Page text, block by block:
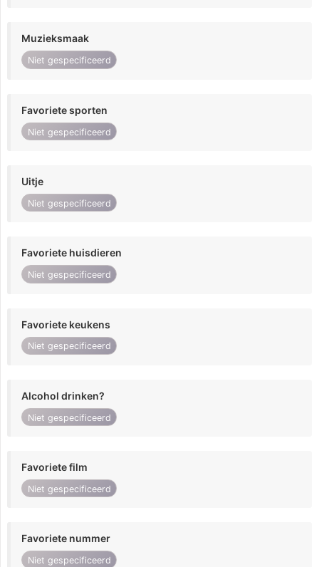
Muzieksmaak
Niet gespecificeerd
Favoriete sporten
Niet gespecificeerd
Uitje
Niet gespecificeerd
Favoriete huisdieren
Niet gespecificeerd
Favoriete keukens
Niet gespecificeerd
Alcohol drinken?
Niet gespecificeerd
Favoriete film
Niet gespecificeerd
Favoriete nummer
Niet gespecificeerd